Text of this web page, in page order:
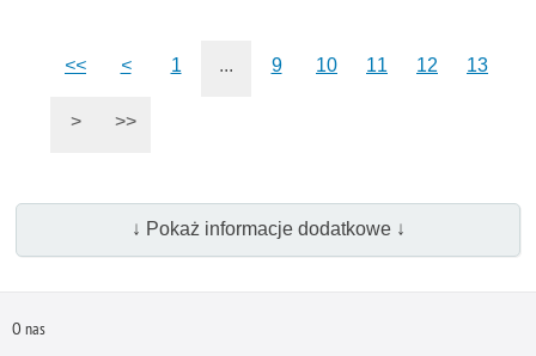
<< < 1 ... 9 10 11 12 13
> >>
↓ Pokaż informacje dodatkowe ↓
O nas